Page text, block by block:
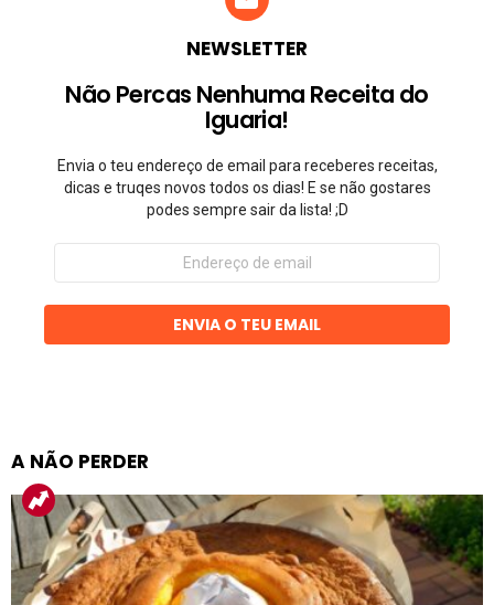
NEWSLETTER
Não Percas Nenhuma Receita do
Iguaria!
Envia o teu endereço de email para receberes receitas,
dicas e truqes novos todos os dias! E se não gostares
podes sempre sair da lista! ;D
Endereço
email
ENVIA O TEU EMAIL
A NÃO PERDER